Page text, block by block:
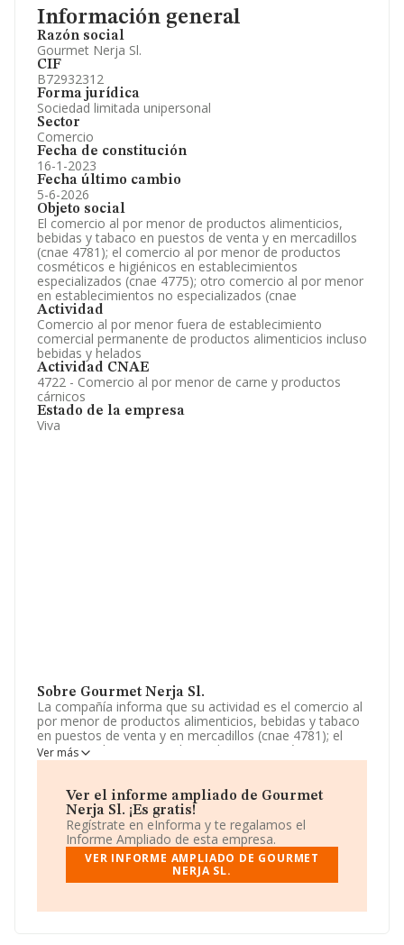
Información general
Razón social
Gourmet Nerja Sl.
CIF
B72932312
Forma jurídica
Sociedad limitada unipersonal
Sector
Comercio
Fecha de constitución
16-1-2023
Fecha último cambio
5-6-2026
Objeto social
El comercio al por menor de productos alimenticios,
bebidas y tabaco en puestos de venta y en mercadillos
(cnae 4781); el comercio al por menor de productos
cosméticos e higiénicos en establecimientos
especializados (cnae 4775); otro comercio al por menor
en establecimientos no especializados (cnae
Actividad
Comercio al por menor fuera de establecimiento
comercial permanente de productos alimenticios incluso
bebidas y helados
Actividad CNAE
4722 - Comercio al por menor de carne y productos
cárnicos
Estado de la empresa
Viva
Sobre Gourmet Nerja Sl.
La compañía informa que su actividad es el comercio al
por menor de productos alimenticios, bebidas y tabaco
en puestos de venta y en mercadillos (cnae 4781); el
comercio al por menor de productos cosméticos e
higiénicos en establecimientos especializados (cnae
no especializados (cnae. La sociedad está registrada
como Sociedad Limitada. Su actividad CNAE es
'Comercio al por menor de carne y productos cárnicos
en establecimientos especializados' con código 4722. La
empresa no tiene actividad en mercados exteriores.
Ha habido un incremento en cuanto al número de
INFORMA, el número de empleados de la compañía ha
Ver más
Ver el informe ampliado de Gourmet
Nerja Sl. ¡Es gratis!
Regístrate en eInforma y te regalamos el
Informe Ampliado de esta empresa.
VER INFORME AMPLIADO DE GOURMET
NERJA SL.
Información oficial y registral complementaria.